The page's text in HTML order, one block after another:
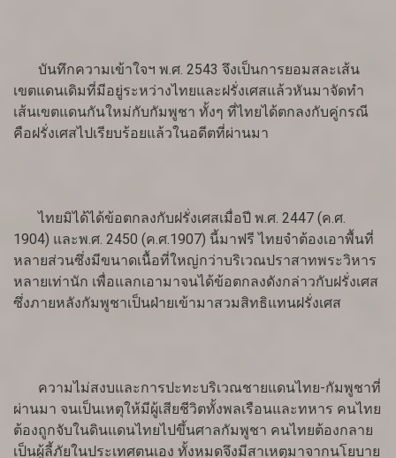
บันทึกความเข้าใจฯ พ.ศ. 2543 จึงเป็นการยอมสละเส้น
เขตแดนเดิมที่มีอยู่ระหว่างไทยและฝรั่งเศสแล้วหันมาจัดทำ
เส้นเขตแดนกันใหม่กับกัมพูชา ทั้งๆ ที่ไทยได้ตกลงกับคู่กรณี
คือฝรั่งเศสไปเรียบร้อยแล้วในอดีตที่ผ่านมา
ไทยมิได้ได้ข้อตกลงกับฝรั่งเศสเมื่อปี พ.ศ. 2447 (ค.ศ.
1904) และพ.ศ. 2450 (ค.ศ.1907) นี้มาฟรี ไทยจำต้องเอาพื้นที่
หลายส่วนซึ่งมีขนาดเนื้อที่ใหญ่กว่าบริเวณปราสาทพระวิหาร
หลายเท่านัก เพื่อแลกเอามาจนได้ข้อตกลงดังกล่าวกับฝรั่งเศส
ซึ่งภายหลังกัมพูชาเป็นฝ่ายเข้ามาสวมสิทธิแทนฝรั่งเศส
ความไม่สงบและการปะทะบริเวณชายแดนไทย-กัมพูชาที่
ผ่านมา จนเป็นเหตุให้มีผู้เสียชีวิตทั้งพลเรือนและทหาร คนไทย
ต้องถูกจับในดินแดนไทยไปขึ้นศาลกัมพูชา คนไทยต้องกลาย
เป็นผู้ลี้ภัยในประเทศตนเอง ทั้งหมดจึงมีสาเหตุมาจากนโยบาย